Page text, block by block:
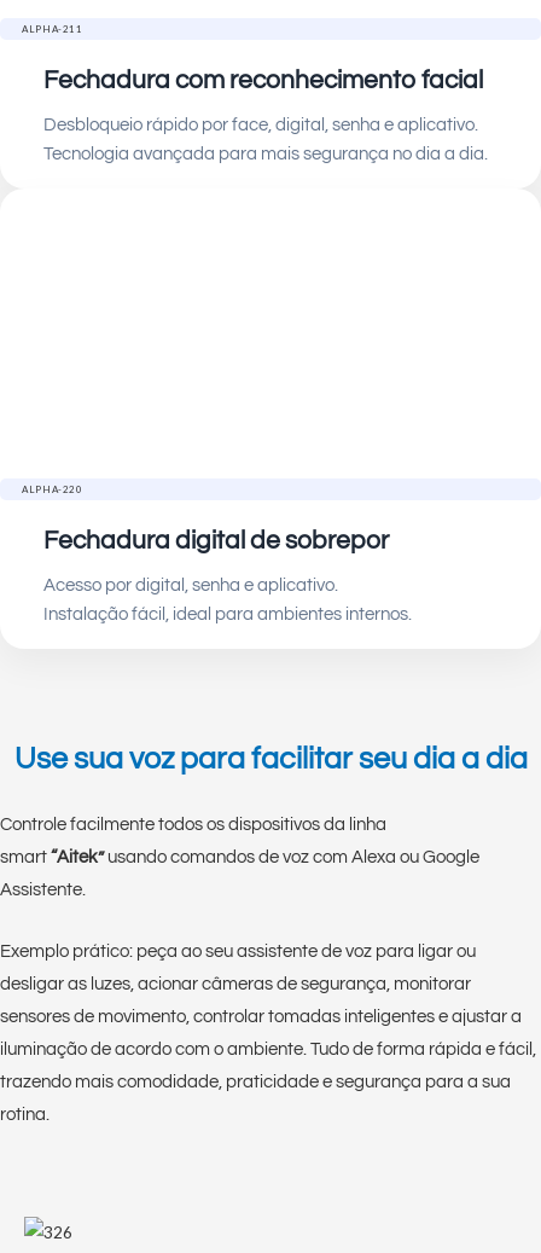
ALPHA-211
Fechadura com reconhecimento facial
Desbloqueio rápido por face, digital, senha e aplicativo.
Tecnologia avançada para mais segurança no dia a dia.
ALPHA-220
Fechadura digital de sobrepor
Acesso por digital, senha e aplicativo.
Instalação fácil, ideal para ambientes internos.
Use sua voz para facilitar seu dia a dia
Controle facilmente todos os dispositivos da linha
smart “Aitek”usando comandos de voz com Alexa ou Google
Assistente.
Exemplo prático: peça ao seu assistente de voz para ligar ou
desligar as luzes, acionar câmeras de segurança, monitorar
sensores de movimento, controlar tomadas inteligentes e ajustar a
iluminação de acordo com o ambiente. Tudo de forma rápida e fácil,
trazendo mais comodidade, praticidade e segurança para a sua
rotina.